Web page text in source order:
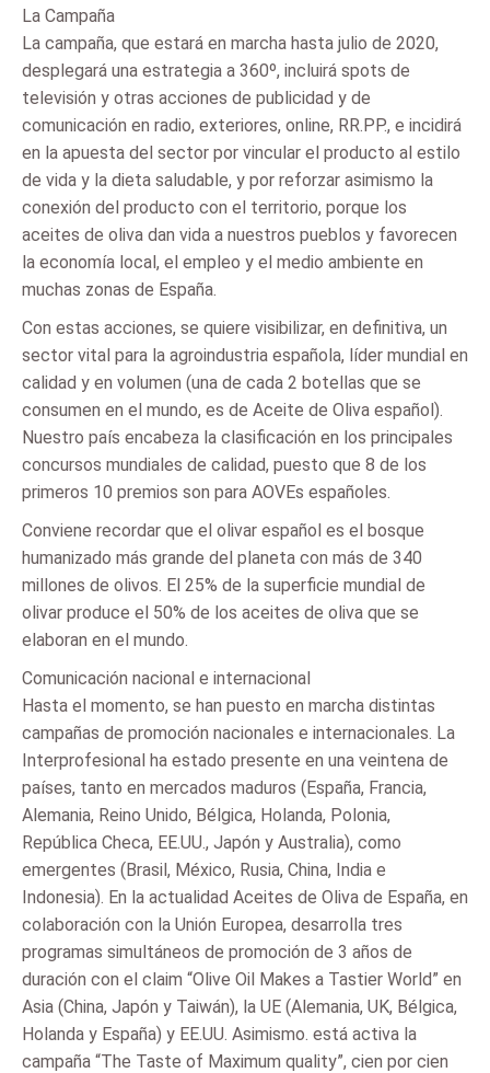
La Campaña
La campaña, que estará en marcha hasta julio de 2020,
desplegará una estrategia a 360º, incluirá spots de
televisión y otras acciones de publicidad y de
comunicación en radio, exteriores, online, RR.PP., e incidirá
en la apuesta del sector por vincular el producto al estilo
de vida y la dieta saludable, y por reforzar asimismo la
conexión del producto con el territorio, porque los
aceites de oliva dan vida a nuestros pueblos y favorecen
la economía local, el empleo y el medio ambiente en
muchas zonas de España.
Con estas acciones, se quiere visibilizar, en definitiva, un
sector vital para la agroindustria española, líder mundial en
calidad y en volumen (una de cada 2 botellas que se
consumen en el mundo, es de Aceite de Oliva español).
Nuestro país encabeza la clasificación en los principales
concursos mundiales de calidad, puesto que 8 de los
primeros 10 premios son para AOVEs españoles.
Conviene recordar que el olivar español es el bosque
humanizado más grande del planeta con más de 340
millones de olivos. El 25% de la superficie mundial de
olivar produce el 50% de los aceites de oliva que se
elaboran en el mundo.
Comunicación nacional e internacional
Hasta el momento, se han puesto en marcha distintas
campañas de promoción nacionales e internacionales. La
Interprofesional ha estado presente en una veintena de
países, tanto en mercados maduros (España, Francia,
Alemania, Reino Unido, Bélgica, Holanda, Polonia,
República Checa, EE.UU., Japón y Australia), como
emergentes (Brasil, México, Rusia, China, India e
Indonesia). En la actualidad Aceites de Oliva de España, en
colaboración con la Unión Europea, desarrolla tres
programas simultáneos de promoción de 3 años de
duración con el claim “Olive Oil Makes a Tastier World” en
Asia (China, Japón y Taiwán), la UE (Alemania, UK, Bélgica,
Holanda y España) y EE.UU. Asimismo. está activa la
campaña “The Taste of Maximum quality”, cien por cien